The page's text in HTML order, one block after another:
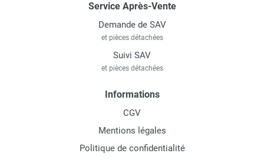
Service Après-Vente
Demande de SAV
et pièces détachées
Suivi SAV
et pièces détachées
Informations
CGV
Mentions légales
Politique de confidentialité